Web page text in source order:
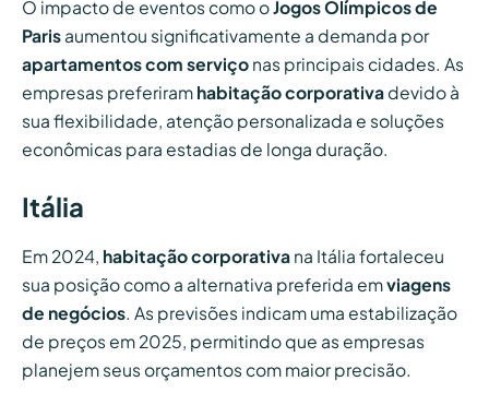
O impacto de eventos como o Jogos Olímpicos de
Parisaumentou significativamente a demanda por
apartamentos com serviçonas principais cidades. As
empresas preferiram habitação corporativadevido à
sua flexibilidade, atenção personalizada e soluções
econômicas para estadias de longa duração.
Itália
Em 2024, habitação corporativana Itália fortaleceu
sua posição como a alternativa preferida emviagens
de negócios. As previsões indicam uma estabilização
de preços em 2025, permitindo que as empresas
planejem seus orçamentos com maior precisão.